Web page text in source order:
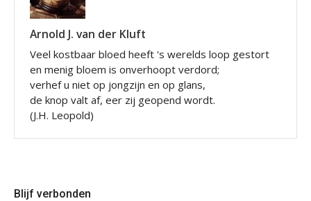
Arnold J. van der Kluft
Veel kostbaar bloed heeft 's werelds loop gestort
en menig bloem is onverhoopt verdord;
verhef u niet op jongzijn en op glans,
de knop valt af, eer zij geopend wordt.
(J.H. Leopold)
Blijf verbonden